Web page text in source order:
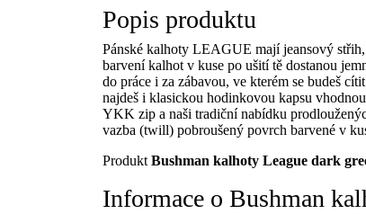
Popis produktu
Pánské kalhoty LEAGUE mají jeansový
barvení kalhot v kuse po ušití tě dostanou
do práce i za zábavou, ve kterém se budeš
najdeš i klasickou hodinkovou kapsu
YKK zip a naši tradiční nabídku
vazba (twill) pobroušený povrch barvené
Produkt Bushman kalhoty League dark
Informace o Bushman